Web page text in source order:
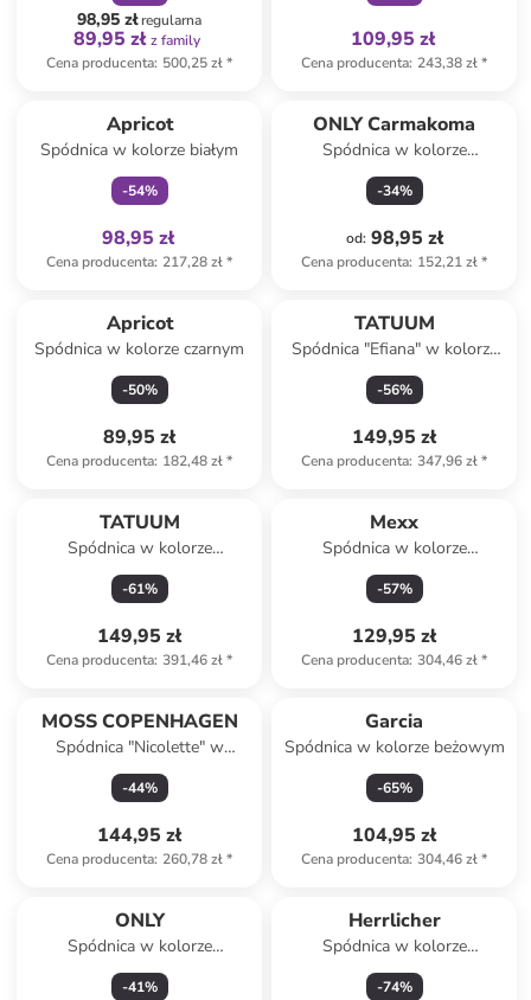
98,95 złregularna
89,95 zł z family
Cena producenta: 500,25 zł*
109,95 zł
Cena producenta: 243,38 zł*
Apricot
Spódnica w kolorze białym
-54%
98,95 zł
Cena producenta: 217,28 zł*
ONLY Carmakoma
Spódnica w kolorze
granatowym
-34%
od: 98,95 zł
Cena producenta: 152,21 zł*
Apricot
Spódnica w kolorze czarnym
-50%
89,95 zł
Cena producenta: 182,48 zł*
TATUUM
Spódnica "Efiana" w kolorze
niebieskim
-56%
149,95 zł
Cena producenta: 347,96 zł*
TATUUM
Spódnica w kolorze
czerwono-białym
-61%
149,95 zł
Cena producenta: 391,46 zł*
Mexx
Spódnica w kolorze
granatowym
-57%
129,95 zł
Cena producenta: 304,46 zł*
MOSS COPENHAGEN
Spódnica "Nicolette" w
kolorze szarobrązowym
-44%
144,95 zł
Cena producenta: 260,78 zł*
Garcia
Spódnica w kolorze beżowym
-65%
104,95 zł
Cena producenta: 304,46 zł*
ONLY
Spódnica w kolorze
czerwonym
-41%
Herrlicher
Spódnica w kolorze
antracytowym
-74%